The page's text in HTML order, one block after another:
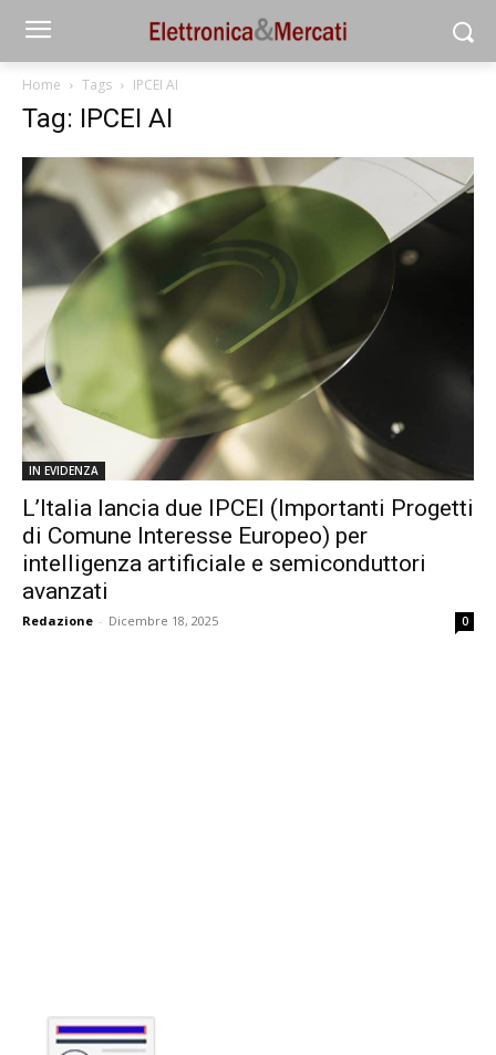
Home Tags IPCEI AI
Tag: IPCEI AI
IN EVIDENZA
L’Italia lancia due IPCEI (Importanti Progetti
di Comune Interesse Europeo) per
intelligenza artificiale e semiconduttori
avanzati
Redazione - Dicembre 18, 2025 0